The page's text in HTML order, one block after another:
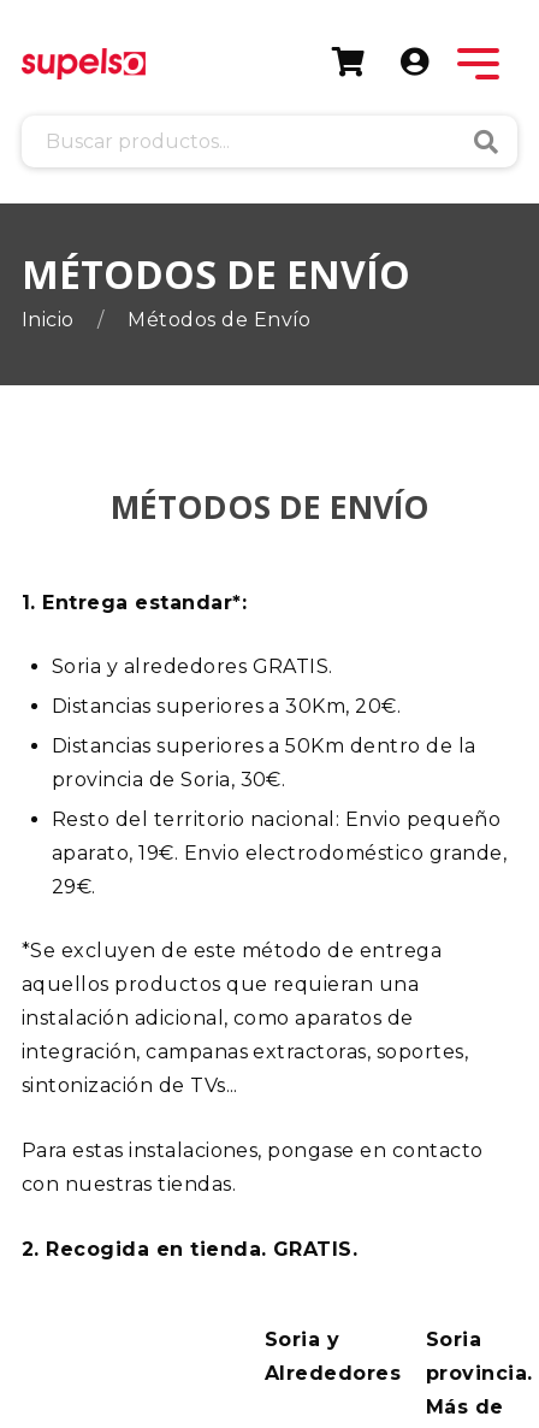
MÉTODOS DE ENVÍO
Inicio Métodos de Envío
MÉTODOS DE ENVÍO
1. Entrega estandar*:
Soria y alrededores GRATIS.
Distancias superiores a 30Km, 20€.
Distancias superiores a 50Km dentro de la
provincia de Soria, 30€.
Resto del territorio nacional: Envio pequeño
aparato, 19€. Envio electrodoméstico grande,
29€.
*Se excluyen de este método de entrega
aquellos productos que requieran una
instalación adicional, como aparatos de
integración, campanas extractoras, soportes,
sintonización de TVs...
Para estas instalaciones, pongase en contacto
con nuestras tiendas.
2. Recogida en tienda. GRATIS.
Soria y
Alrededores
Soria
provincia.
Más de